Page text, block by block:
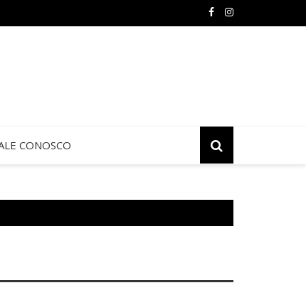
Jericó termina neste sábado na São Judas Tadeu
CONOSCO